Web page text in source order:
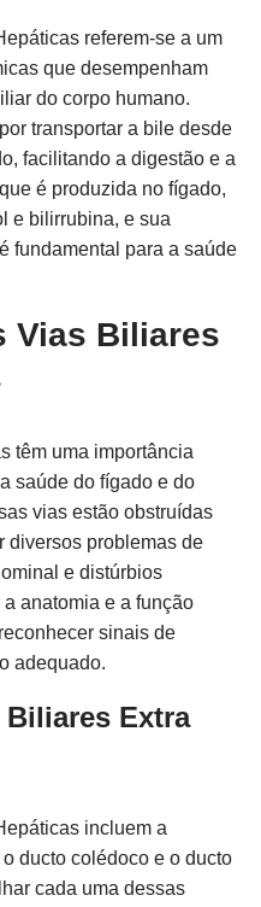
referem-se a um
que desempenham
do corpo humano.
transportar a bile desde
facilitando a digestão e a
é produzida no fígado,
e bilirrubina, e sua
fundamental para a saúde
Vias Biliares
têm uma importância
saúde do fígado e do
vias estão obstruídas
diversos problemas de
e distúrbios
anatomia e a função
sinais de
adequado.
Extra
incluem a
ducto colédoco e o ducto
cada uma dessas